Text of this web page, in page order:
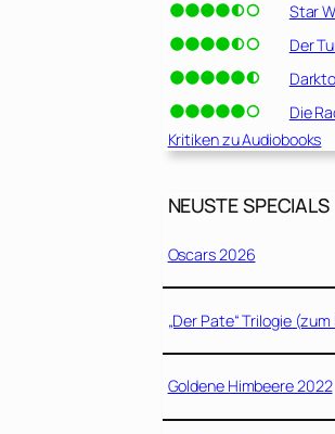
Star
Der
Die
Kritiken zu Audiobooks
NEUSTE SPECIALS
Oscars 2026
„Der Pate“ Trilogie
Goldene Himbeere 2022